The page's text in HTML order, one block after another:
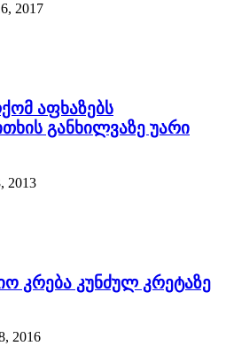
2017
აფხაზებს
განხილვაზე უარი
2013
კრება კუნძულ კრეტაზე
2016